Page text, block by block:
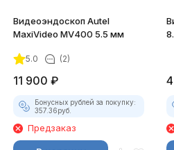
Видеоэндоскоп Autel
MaxiVideo MV400 5.5 мм
5.0 (2)
11 900 ₽
Бонусных рублей за покупку:
357.36руб.
Предзаказ